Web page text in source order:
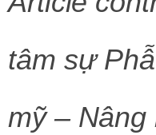
tâm sự
mỹ – Nâng